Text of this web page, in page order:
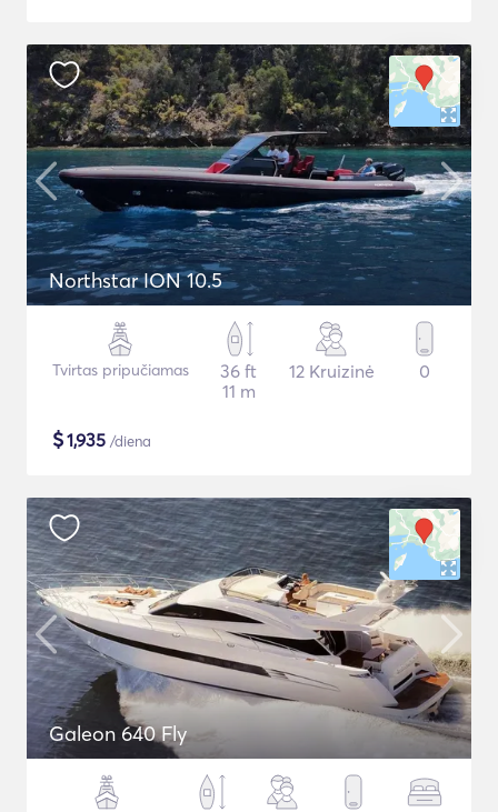
Northstar ION 10.5
Tvirtas pripučiamas
36 ft
11 m
12 Kruizinė 0
$1,935 /diena
Galeon 640 Fly